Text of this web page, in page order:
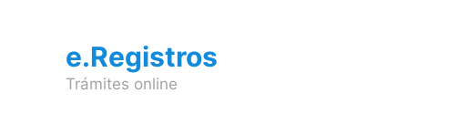
contenidoe.Registros
Trámites online